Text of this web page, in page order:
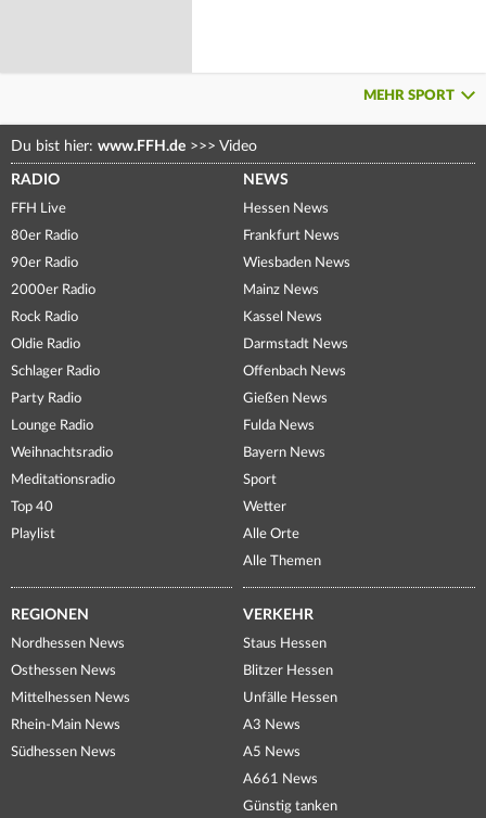
MEHR SPORT
Du bist hier: www.FFH.de >>> Video
RADIO
FFH Live
80er Radio
90er Radio
2000er Radio
Rock Radio
Oldie Radio
Schlager Radio
Party Radio
Lounge Radio
Weihnachtsradio
Meditationsradio
Top 40
Playlist
NEWS
Hessen News
Frankfurt News
Wiesbaden News
Mainz News
Kassel News
Darmstadt News
Offenbach News
Gießen News
Fulda News
Bayern News
Sport
Wetter
Alle Orte
Alle Themen
REGIONEN
Nordhessen News
Osthessen News
Mittelhessen News
Rhein-Main News
Südhessen News
VERKEHR
Staus Hessen
Blitzer Hessen
Unfälle Hessen
A3 News
A5 News
A661 News
Günstig tanken